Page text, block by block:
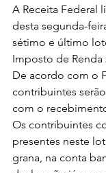
A Receita Federal
desta segunda-
sétimo e último
Imposto de Renda
De acordo com o
contribuintes
com o
Os contribuintes
presentes neste
grana, na conta